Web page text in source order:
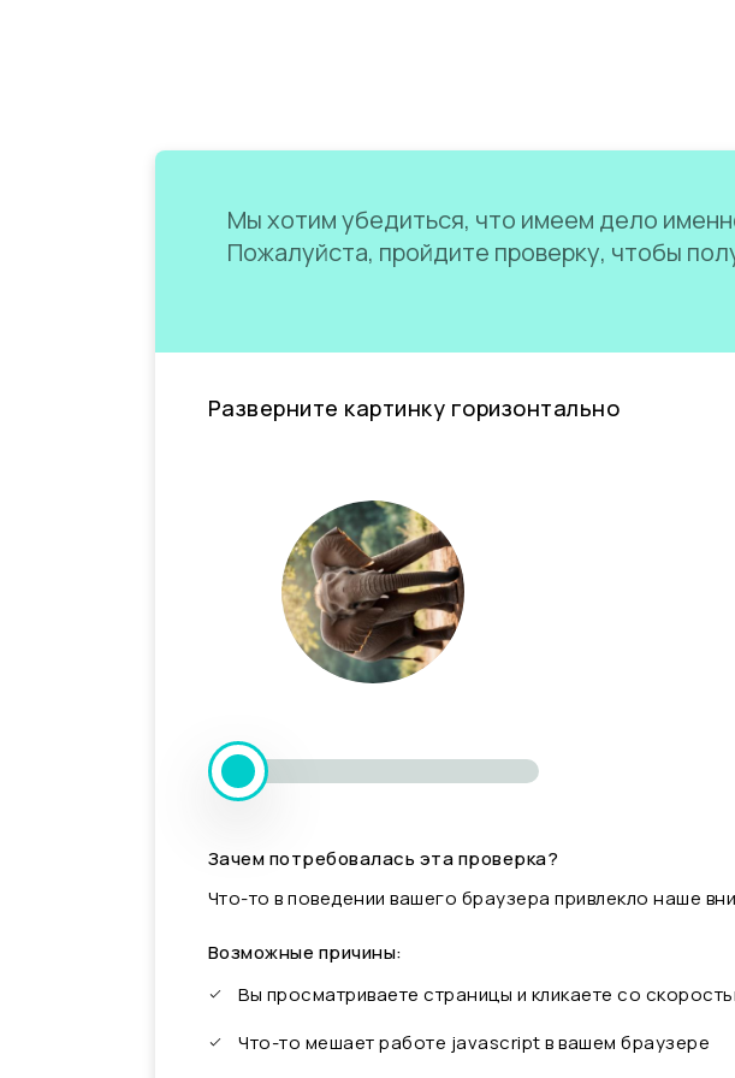
Мы хотим убедиться, что имеем дело
Пожалуйста, пройдите проверку, чтобы
Разверните картинку горизонтально
Зачем потребовалась эта проверка?
Что-то в поведении вашего браузера привлекло наше
Возможные причины:
Вы просматриваете страницы и кликаете со
Что-то мешает работе javascript в вашем браузере